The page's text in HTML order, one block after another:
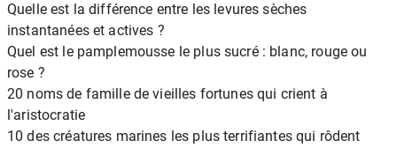
Quelle est la différence entre les levures sèches
instantanées et actives ?
Quel est le pamplemousse le plus sucré : blanc, rouge ou
rose ?
20 noms de famille de vieilles fortunes qui crient à
l'aristocratie
10 des créatures marines les plus terrifiantes qui rôdent